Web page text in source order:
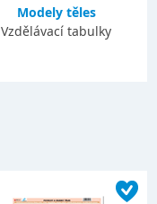
Modely těles
Vzdělávací tabulky